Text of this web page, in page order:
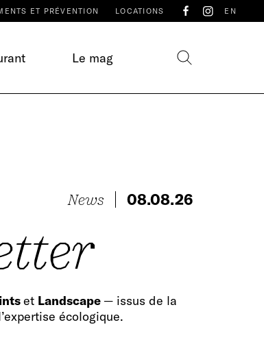
ET PRÉVENTION LOCATIONS EN
Le mag
News 08.08.26
et Landscape— issus de la
écologique.